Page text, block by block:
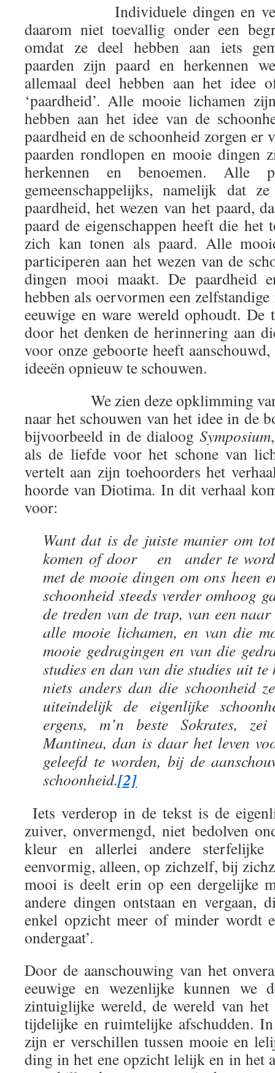
Individuele dingen en
daarom niet toevallig onder een
omdat ze deel hebben aan iets
paarden zijn paard en herkennen
allemaal deel hebben aan het idee
‘paardheid’. Alle mooie lichamen
hebben aan het idee van de
paardheid en de schoonheid zorgen er
paarden rondlopen en mooie dingen
herkennen en benoemen. Alle
gemeenschappelijks, namelijk dat
paardheid, het wezen van het paard,
paard de eigenschappen heeft die het
zich kan tonen als paard. Alle
participeren aan het wezen van de
dingen mooi maakt. De paardheid
hebben als oervormen een
eeuwige en ware wereld ophoudt.
door het denken de herinnering aan
voor onze geboorte heeft
ideeën opnieuw te schouwen.
We zien deze opklimming van
naar het schouwen van het idee in de
bijvoorbeeld in de dialoog Symposium
als de liefde voor het schone van
vertelt aan zijn toehoorders het
hoorde van Diotima. In dit verhaal
voor:
Want dat is de juiste manier om
komen of door en ander te
met de mooie dingen om ons heen
schoonheid steeds verder omhoog
de treden van de trap, van een
alle mooie lichamen, en van die
mooie gedragingen en van die
studies en dan van die studies uit
niets anders dan die schoonheid
uiteindelijk de eigenlijke
ergens, m’n beste Sokrates,
Mantinea, dan is daar het leven
geleefd te worden, bij de
schoonheid.[2]
Iets verderop in de tekst is de
zuiver, onvermengd, niet bedolven
kleur en allerlei andere
eenvormig, alleen, op zichzelf, bij
mooi is deelt erin op een dergelijke
andere dingen ontstaan en vergaan,
enkel opzicht meer of minder wordt
ondergaat’.
Door de aanschouwing van het
eeuwige en wezenlijke kunnen we
zintuiglijke wereld, de wereld van
tijdelijke en ruimtelijke afschudden.
zijn er verschillen tussen mooie en
ding in het ene opzicht lelijk en in het